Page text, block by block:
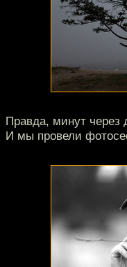
Правда, минут через
И мы провели